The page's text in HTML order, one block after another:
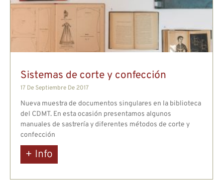
Sistemas de corte y confección
17 De Septiembre De 2017
Nueva muestra de documentos singulares en la biblioteca
del CDMT. En esta ocasión presentamos algunos
manuales de sastrería y diferentes métodos de corte y
confección
+ Info